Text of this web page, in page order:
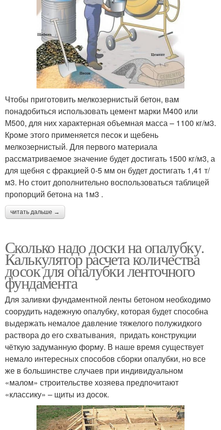
Чтобы приготовить мелкозернистый бетон, вам
понадобиться использовать цемент марки М400 или
М500, для них характерная объемная масса – 1100 кг/м3.
Кроме этого применяется песок и щебень
мелкозернистый. Для первого материала
рассматриваемое значение будет достигать 1500 кг/м3, а
для щебня с фракцией 0-5 мм он будет достигать 1,41 т/
м3. Но стоит дополнительно воспользоваться таблицей
пропорций бетона на 1м3 .
читать дальше →
Сколько надо доски на опалубку.
Калькулятор расчета количества
досок для опалубки ленточного
фундамента
Для заливки фундаментной ленты бетоном необходимо
соорудить надежную опалубку, которая будет способна
выдержать немалое давление тяжелого полужидкого
раствора до его схватывания, придать конструкции
чёткую задуманную форму. В наше время существует
немало интересных способов сборки опалубки, но все
же в большинстве случаев при индивидуальном
«малом» строительстве хозяева предпочитают
«классику» – щиты из досок.